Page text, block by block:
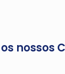
nossos